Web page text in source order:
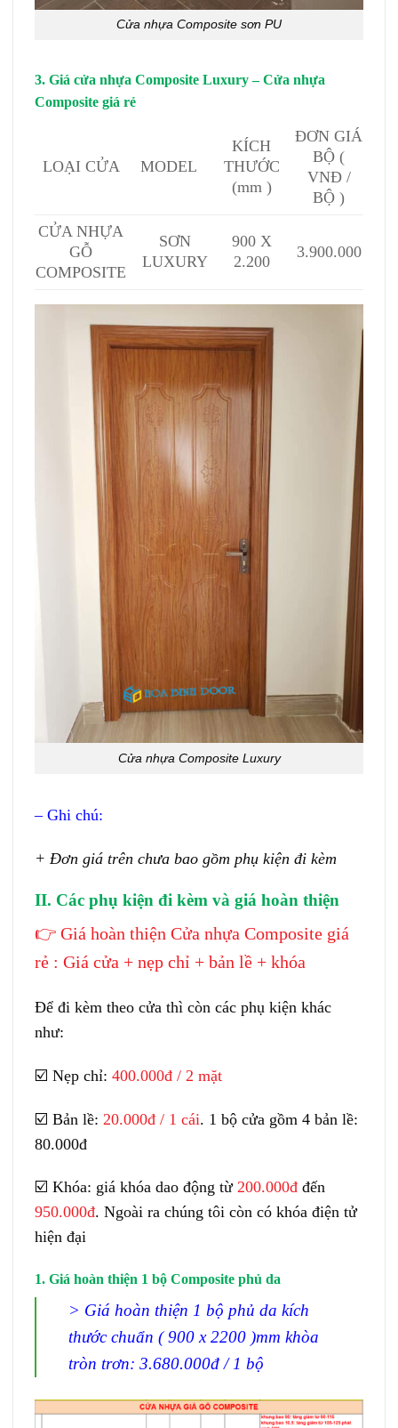
Cửa nhựa Composite sơn PU
3. Giá cửa nhựa Composite Luxury – Cửa nhựa
Composite giá rẻ
LOẠI CỬA MODEL
KÍCH
THƯỚC
(mm )
ĐƠN GIÁ
BỘ (
VNĐ /
BỘ )
CỬA NHỰA
GỖ
COMPOSITE
SƠN
LUXURY
900 X
2.200
3.900.000
Cửa nhựa Composite Luxury
– Ghi chú:
+ Đơn giá trên chưa bao gồm phụ kiện đi kèm
II. Các phụ kiện đi kèm và giá hoàn thiện
👉 Giá hoàn thiện Cửa nhựa Composite giá
rẻ : Giá cửa + nẹp chỉ + bản lề + khóa
Để đi kèm theo cửa thì còn các phụ kiện khác
như:
☑️ Nẹp chỉ: 400.000đ / 2 mặt
☑️ Bản lề: 20.000đ / 1 cái. 1 bộ cửa gồm 4 bản lề:
80.000đ
☑️ Khóa: giá khóa dao động từ 200.000đ đến
950.000đ. Ngoài ra chúng tôi còn có khóa điện tử
hiện đại
1. Giá hoàn thiện 1 bộ Composite phủ da
> Giá hoàn thiện 1 bộ phủ da kích
thước chuẩn ( 900 x 2200 )mm khòa
tròn trơn: 3.680.000đ / 1 bộ